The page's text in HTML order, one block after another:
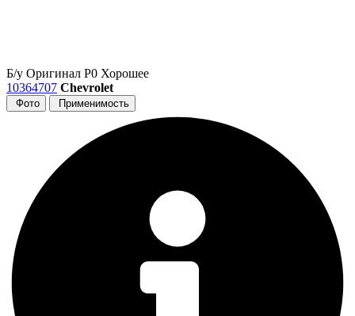
Б/у Оригинал Р0 Хорошее
10364707 Chevrolet
Фото Применимость